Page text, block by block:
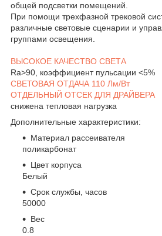
общей подсветки помещений.
При помощи трехфазной трековой
различные световые сценарии и
группами освещения.
ВЫСОКОЕ КАЧЕСТВО СВЕТА
Ra>90, коэффициент пульсации <5%
СВЕТОВАЯ ОТДАЧА 110 Лм/Вт
ОТДЕЛЬНЫЙ ОТСЕК ДЛЯ ДРАЙВЕРА
снижена тепловая нагрузка
Дополнительные характеристики:
Материал рассеивателя
поликарбонат
Цвет корпуса
Белый
Срок службы, часов
50000
Вес
0.8